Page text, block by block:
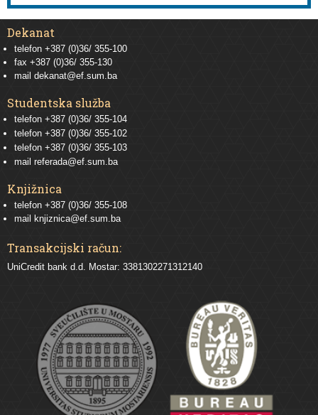
Dekanat
telefon +387 (0)36/ 355-100
fax +387 (0)36/ 355-130
mail dekanat@ef.sum.ba
Studentska služba
telefon +387 (0)36/ 355-104
telefon +387 (0)36/ 355-102
telefon +387 (0)36/ 355-103
mail referada@ef.sum.ba
Knjižnica
telefon +387 (0)36/ 355-108
mail knjiznica@ef.sum.ba
Transakcijski račun:
UniCredit bank d.d. Mostar: 3381302271312140